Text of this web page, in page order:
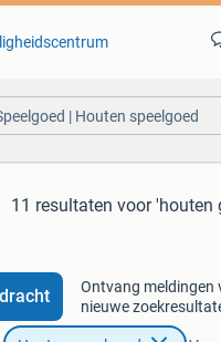
| Houten speelgoed
11 resultaten voor 'houten
Ontvang meldingen
nieuwe